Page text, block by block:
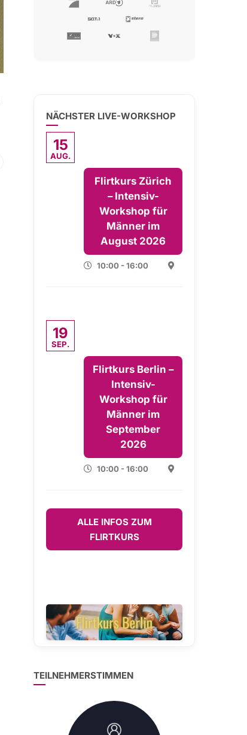
NÄCHSTER LIVE-WORKSHOP
15
AUG.
Flirtkurs Zürich
– Intensiv-
Workshop für
Männer im
August 2026
10:00 - 16:00
19
SEP.
Flirtkurs Berlin –
Intensiv-
Workshop für
Männer im
September
2026
10:00 - 16:00
ALLE INFOS ZUM
FLIRTKURS
TEILNEHMERSTIMMEN